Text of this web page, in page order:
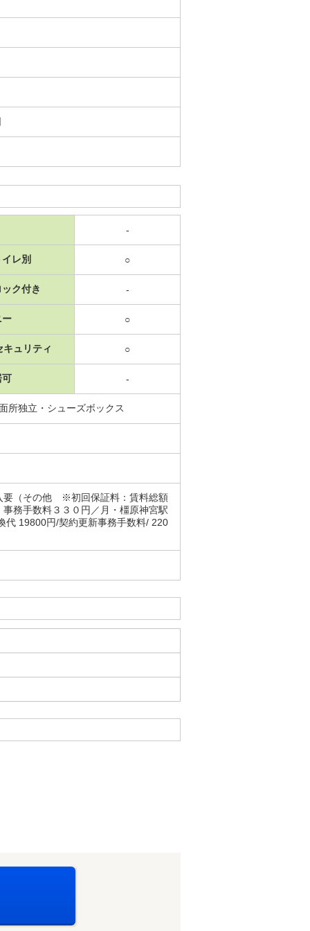
-
レ別 ○
ク付き -
ー ○
キュリティ ○
可 -
所独立・シューズボックス
要（その他 ※初回保証料：賃料総額
務手数料３３０円／月・橿原神宮駅
代 19800円/契約更新事務手数料/ 220